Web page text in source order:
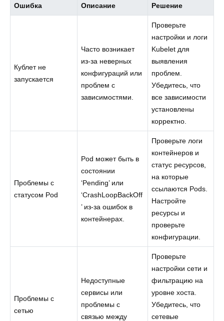
Ошибка Описание Решение
Кублет не
запускается
Часто возникает
из-за неверных
конфигураций или
проблем с
зависимостями.
Проверьте
настройки и логи
Kubelet для
выявления
проблем.
Убедитесь, что
все зависимости
установлены
корректно.
Проблемы с
статусом Pod
Pod может быть в
состоянии
‘Pending’ или
‘CrashLoopBackOff
’ из-за ошибок в
контейнерах.
Проверьте логи
контейнеров и
статус ресурсов,
на которые
ссылаются Pods.
Настройте
ресурсы и
проверьте
конфигурации.
Проблемы с
сетью
Недоступные
сервисы или
проблемы с
связью между
Проверьте
настройки сети и
фильтрацию на
уровне хоста.
Убедитесь, что
сетевые